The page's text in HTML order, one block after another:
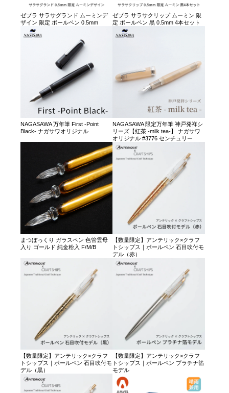
ゼブラ サラサグランド ムーミンデ
ザイン 限定 ボールペン 0.5mm
ゼブラ サラサクリップ ムーミン 限
定 ボールペン 黒 0.5mm 4本セット
NAGASAWA 万年筆 First -Point
Black- ナガサワオリジナル
NAGASAWA 限定万年筆 神戸発祥シ
リーズ【紅茶 -milk tea-】 ナガサワ
オリジナル #3776 センチュリー
まつぼっくり ガラスペン 色管雲母
入り ゴールド 純金粉入 F/M/B
【数量限定】アンテリック×クラフ
トシップス｜ボールペン 石目吹付モ
デル（赤）
【数量限定】アンテリック×クラフ
トシップス｜ボールペン 石目吹付モ
デル（黒）
【数量限定】アンテリック×クラフ
トシップス｜ボールペン プラチナ箔
モデル